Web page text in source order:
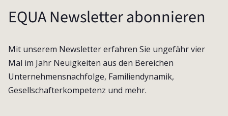
EQUA Newsletter abonnieren
Mit unserem Newsletter erfahren Sie ungefähr vier
Mal im Jahr Neuigkeiten aus den Bereichen
Unternehmensnachfolge, Familiendynamik,
Gesellschafterkompetenz und mehr.